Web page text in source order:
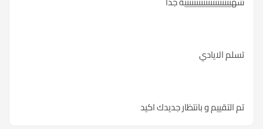
تسلم الايادي
تم التقييم و بانتظار جديدك اكيد